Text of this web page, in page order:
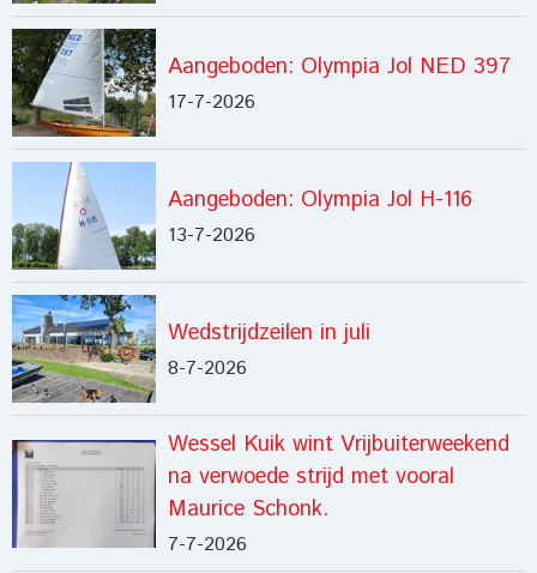
Aangeboden: Olympia Jol NED 397
17-7-2026
Aangeboden: Olympia Jol H-116
13-7-2026
Wedstrijdzeilen in juli
8-7-2026
Wessel Kuik wint Vrijbuiterweekend
na verwoede strijd met vooral
Maurice Schonk.
7-7-2026